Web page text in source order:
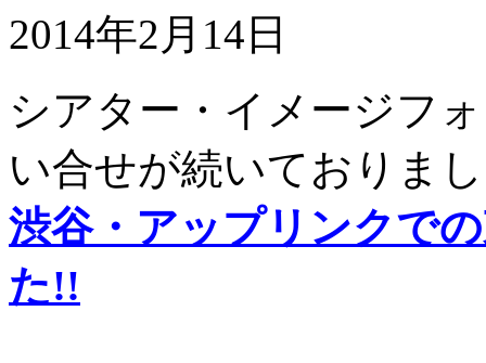
2014年2月14日
シアター・イメージフ
い合せが続いておりま
渋谷・アップリンクで
た!!